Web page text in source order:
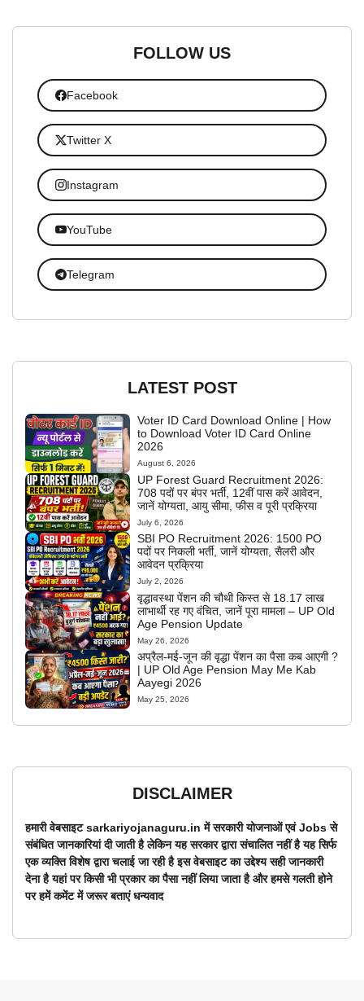
FOLLOW US
Facebook
Twitter X
Instagram
YouTube
Telegram
LATEST POST
Voter ID Card Download Online | How
to Download Voter ID Card Online
2026
August 6, 2026
UP Forest Guard Recruitment 2026:
708 पदों पर बंपर भर्ती, 12वीं पास करें आवेदन,
जानें योग्यता, आयु सीमा, फीस व पूरी प्रक्रिया
July 6, 2026
SBI PO Recruitment 2026: 1500 PO
पदों पर निकली भर्ती, जानें योग्यता, सैलरी और
आवेदन प्रक्रिया
July 2, 2026
वृद्धावस्था पेंशन की चौथी किस्त से 18.17 लाख
लाभार्थी रह गए वंचित, जानें पूरा मामला – UP Old
Age Pension Update
May 26, 2026
अप्रैल-मई-जून की वृद्धा पेंशन का पैसा कब आएगी ?
| UP Old Age Pension May Me Kab
Aayegi 2026
May 25, 2026
DISCLAIMER
हमारी वेबसाइट sarkariyojanaguru.in में सरकारी योजनाओं एवं Jobs से
संबंधित जानकारियां दी जाती है लेकिन यह सरकार द्वारा संचालित नहीं है यह सिर्फ
एक व्यक्ति विशेष द्वारा चलाई जा रही है इस वेबसाइट का उद्देश्य सही जानकारी
देना है यहां पर किसी भी प्रकार का पैसा नहीं लिया जाता है और हमसे गलती होने
पर हमें कमेंट में जरूर बताएं धन्यवाद